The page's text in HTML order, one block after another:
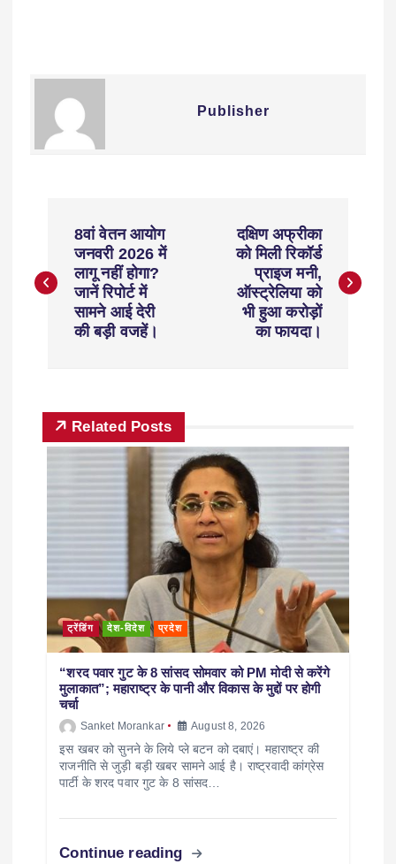
Publisher
8वां वेतन आयोग
जनवरी 2026 में
लागू नहीं होगा?
जानें रिपोर्ट में
सामने आई देरी
की बड़ी वजहें।
दक्षिण अफ्रीका
को मिली रिकॉर्ड
प्राइज मनी,
ऑस्ट्रेलिया को
भी हुआ करोड़ों
का फायदा।
Related Posts
ट्रेंडिंग देश-विदेश प्रदेश
“शरद पवार गुट के 8 सांसद सोमवार को PM मोदी से करेंगे
मुलाकात”; महाराष्ट्र के पानी और विकास के मुद्दों पर होगी
चर्चा
Sanket Morankar August 8, 2026
इस खबर को सुनने के लिये प्ले बटन को दबाएं। महाराष्ट्र की
राजनीति से जुड़ी बड़ी खबर सामने आई है। राष्ट्रवादी कांग्रेस
पार्टी के शरद पवार गुट के 8 सांसद…
Continue reading